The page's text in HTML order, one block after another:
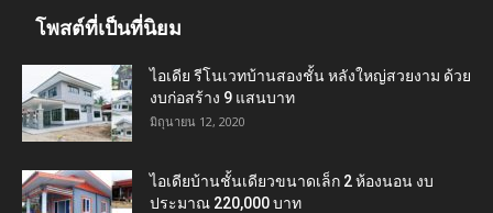
โพสต์ที่เป็นที่นิยม
ไอเดีย รีโนเวทบ้านสองชั้น หลังใหญ่สวยงาม ด้วย
งบก่อสร้าง 9 แสนบาท
มิถุนายน 12, 2020
ไอเดียบ้านชั้นเดียวขนาดเล็ก 2 ห้องนอน งบ
ประมาณ 220,000 บาท